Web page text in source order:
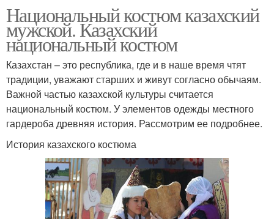
Национальный костюм казахский
мужской. Казахский
национальный костюм
Казахстан – это республика, где и в наше время чтят
традиции, уважают старших и живут согласно обычаям.
Важной частью казахской культуры считается
национальный костюм. У элементов одежды местного
гардероба древняя история. Рассмотрим ее подробнее.
История казахского костюма